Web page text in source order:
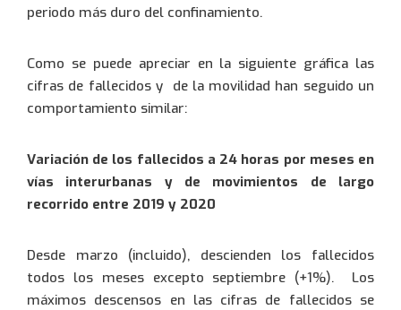
periodo más duro del confinamiento.
Como se puede apreciar en la siguiente gráfica las
cifras de fallecidos y de la movilidad han seguido un
comportamiento similar:
Variación de los fallecidos a 24 horas por meses en
vías interurbanas y de movimientos de largo
recorrido entre 2019 y 2020
Desde marzo (incluido), descienden los fallecidos
todos los meses excepto septiembre (+1%). Los
máximos descensos en las cifras de fallecidos se
93 701 61 71
0034 943 434 458